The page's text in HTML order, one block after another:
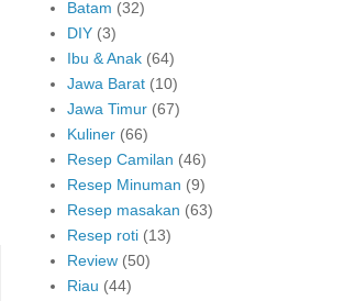
Batam (32)
DIY (3)
Ibu & Anak (64)
Jawa Barat (10)
Jawa Timur (67)
Kuliner (66)
Resep Camilan (46)
Resep Minuman (9)
Resep masakan (63)
Resep roti (13)
Review (50)
Riau (44)